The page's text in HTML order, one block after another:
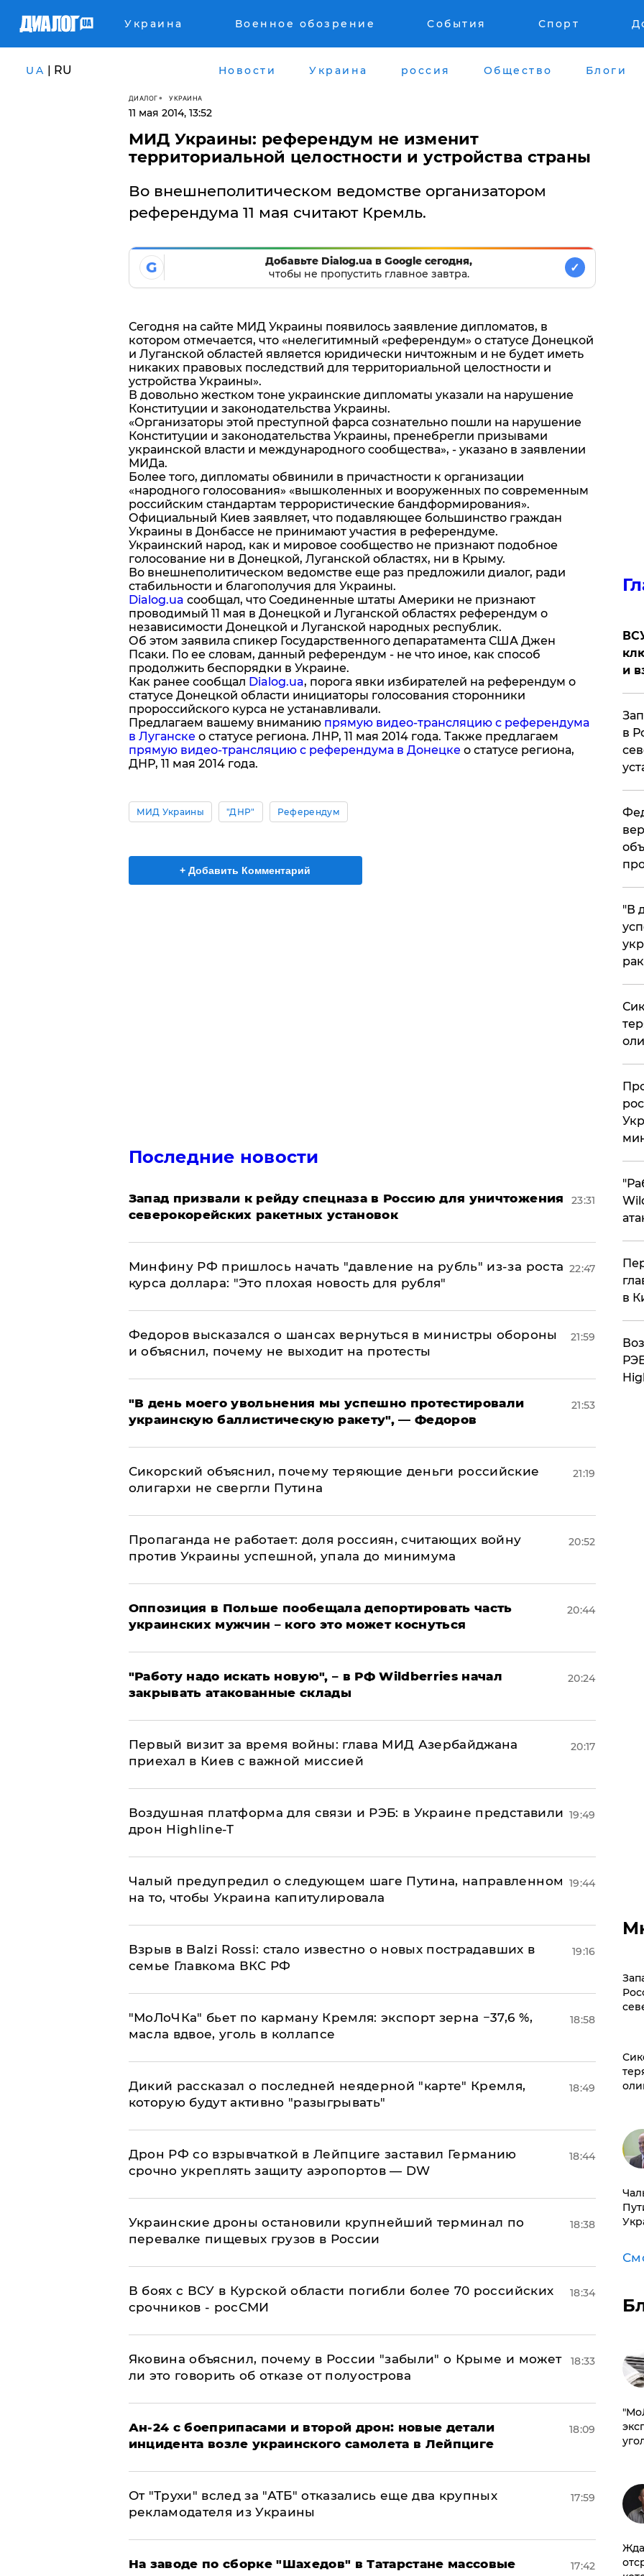
Украина Военное обозрение События Спорт
UA | RU Новости Украина россия Общество Блоги
ДИАЛОГ УКРАИНА
11 мая 2014, 13:52
МИД Украины: референдум не изменит
территориальной целостности и устройства страны
Во внешнеполитическом ведомстве организатором
референдума 11 мая считают Кремль.
G
Добавьте Dialog.ua в Google сегодня,
чтобы не пропустить главное завтра.
✓
Сегодня на сайте МИД Украины появилось заявление дипломатов, в
котором отмечается, что «нелегитимный «референдум» о статусе Донецкой
и Луганской областей является юридически ничтожным и не будет иметь
никаких правовых последствий для территориальной целостности и
устройства Украины».
В довольно жестком тоне украинские дипломаты указали на нарушение
Конституции и законодательства Украины.
«Организаторы этой преступной фарса сознательно пошли на нарушение
Конституции и законодательства Украины, пренебрегли призывами
украинской власти и международного сообщества», - указано в заявлении
МИДа.
Более того, дипломаты обвинили в причастности к организации
«народного голосования» «вышколенных и вооруженных по современным
российским стандартам террористические бандформирования».
Официальный Киев заявляет, что подавляющее большинство граждан
Украины в Донбассе не принимают участия в референдуме.
Украинский народ, как и мировое сообщество не признают подобное
голосование ни в Донецкой, Луганской областях, ни в Крыму.
Во внешнеполитическом ведомстве еще раз предложили диалог, ради
стабильности и благополучия для Украины.
Dialog.ua сообщал, что Соединенные штаты Америки не признают
проводимый 11 мая в Донецкой и Луганской областях референдум о
независимости Донецкой и Луганской народных республик.
Об этом заявила спикер Государственного депаратамента США Джен
Псаки. По ее словам, данный референдум - не что иное, как способ
продолжить беспорядки в Украине.
Как ранее сообщал Dialog.ua, порога явки избирателей на референдум о
статусе Донецкой области инициаторы голосования сторонники
пророссийского курса не устанавливали.
Предлагаем вашему вниманию прямую видео-трансляцию с референдума
в Луганскео статусе региона. ЛНР, 11 мая 2014 года. Также предлагаем
прямую видео-трансляцию с референдума в Донецкео статусе региона,
ДНР, 11 мая 2014 года.
МИД Украины "ДНР" Референдум
+ Добавить Комментарий
Последние новости
Запад призвали к рейду спецназа в Россию для уничтожения
северокорейских ракетных установок
23:31
Минфину РФ пришлось начать "давление на рубль" из-за роста
курса доллара: "Это плохая новость для рубля"
22:47
Федоров высказался о шансах вернуться в министры обороны
и объяснил, почему не выходит на протесты
21:59
​"В день моего увольнения мы успешно протестировали
украинскую баллистическую ракету", — Федоров
21:53
Сикорский объяснил, почему теряющие деньги российские
олигархи не свергли Путина
21:19
​Пропаганда не работает: доля россиян, считающих войну
против Украины успешной, упала до минимума
20:52
Оппозиция в Польше пообещала депортировать часть
украинских мужчин – кого это может коснуться
20:44
"Работу надо искать новую", – в РФ Wildberries начал
закрывать атакованные склады
20:24
Первый визит за время войны: глава МИД Азербайджана
приехал в Киев с важной миссией
20:17
Воздушная платформа для связи и РЭБ: в Украине представили
дрон Highline-T
19:49
Чалый предупредил о следующем шаге Путина, направленном
на то, чтобы Украина капитулировала
19:44
Взрыв в Balzi Rossi: стало известно о новых пострадавших в
семье Главкома ВКС РФ
19:16
​"МоЛоЧКа" бьет по карману Кремля: экспорт зерна −37,6 %,
масла вдвое, уголь в коллапсе
18:58
Дикий рассказал о последней неядерной "карте" Кремля,
которую будут активно "разыгрывать"
18:49
​Дрон РФ со взрывчаткой в Лейпциге заставил Германию
срочно укреплять защиту аэропортов — DW
18:44
Украинские дроны остановили крупнейший терминал по
перевалке пищевых грузов в России
18:38
В боях с ВСУ в Курской области погибли более 70 российских
срочников - росСМИ
18:34
Яковина объяснил, почему в России "забыли" о Крыме и может
ли это говорить об отказе от полуострова
18:33
Ан-24 с боеприпасами и второй дрон: новые детали
инцидента возле украинского самолета в Лейпциге
18:09
От "Трухи" вслед за "АТБ" отказались еще два крупных
рекламодателя из Украины
17:59
На заводе по сборке "Шахедов" в Татарстане массовые
17:42
и
в
​"В
в